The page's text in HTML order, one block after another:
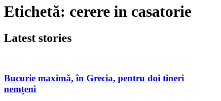
Etichetă: cerere in casatorie
Latest stories
Bucurie maximă, în Grecia, pentru doi tineri
nemțeni